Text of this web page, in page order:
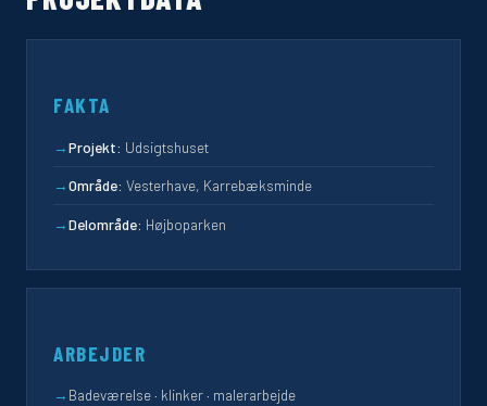
FAKTA
→Projekt: Udsigtshuset
→Område: Vesterhave, Karrebæksminde
→Delområde: Højboparken
ARBEJDER
→ Badeværelse · klinker · malerarbejde